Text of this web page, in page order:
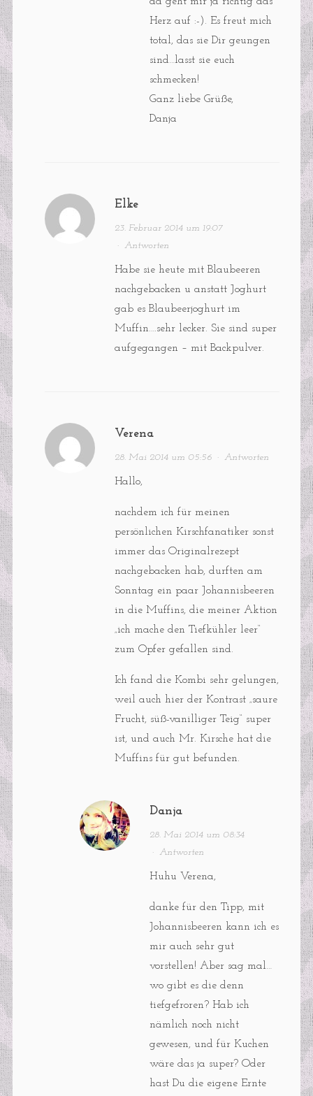
Herz auf :-). Es freut mich
total, das sie Dir geungen
sind…lasst sie euch
schmecken!
Ganz liebe Grüße,
Danja
Elke
23. Februar 2014 um 19:07
· Antworten
Habe sie heute mit Blaubeeren
nachgebacken u anstatt Joghurt
gab es Blaubeerjoghurt im
Muffin….sehr lecker. Sie sind super
aufgegangen – mit Backpulver.
Verena
28. Mai 2014 um 05:56· Antworten
Hallo,
nachdem ich für meinen
persönlichen Kirschfanatiker sonst
immer das Originalrezept
nachgebacken hab, durften am
Sonntag ein paar Johannisbeeren
in die Muffins, die meiner Aktion
„ich mache den Tiefkühler leer“
zum Opfer gefallen sind.
Ich fand die Kombi sehr gelungen,
weil auch hier der Kontrast „saure
Frucht, süß-vanilliger Teig“ super
ist, und auch Mr. Kirsche hat die
Muffins für gut befunden.
Danja
28. Mai 2014 um 08:34
· Antworten
Huhu Verena,
danke für den Tipp, mit
Johannisbeeren kann ich es
mir auch sehr gut
vorstellen! Aber sag mal…
wo gibt es die denn
tiefgefroren? Hab ich
nämlich noch nicht
gewesen, und für Kuchen
wäre das ja super? Oder
hast Du die eigene Ernte